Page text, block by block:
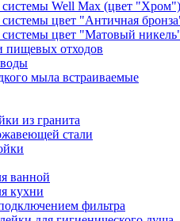
Well Max (цвет "Хром")
цвет "Античная
цвет "Матовый
пищевых отходов
мыла встраиваемые
из гранита
стали
ванной
кухни
фильтра